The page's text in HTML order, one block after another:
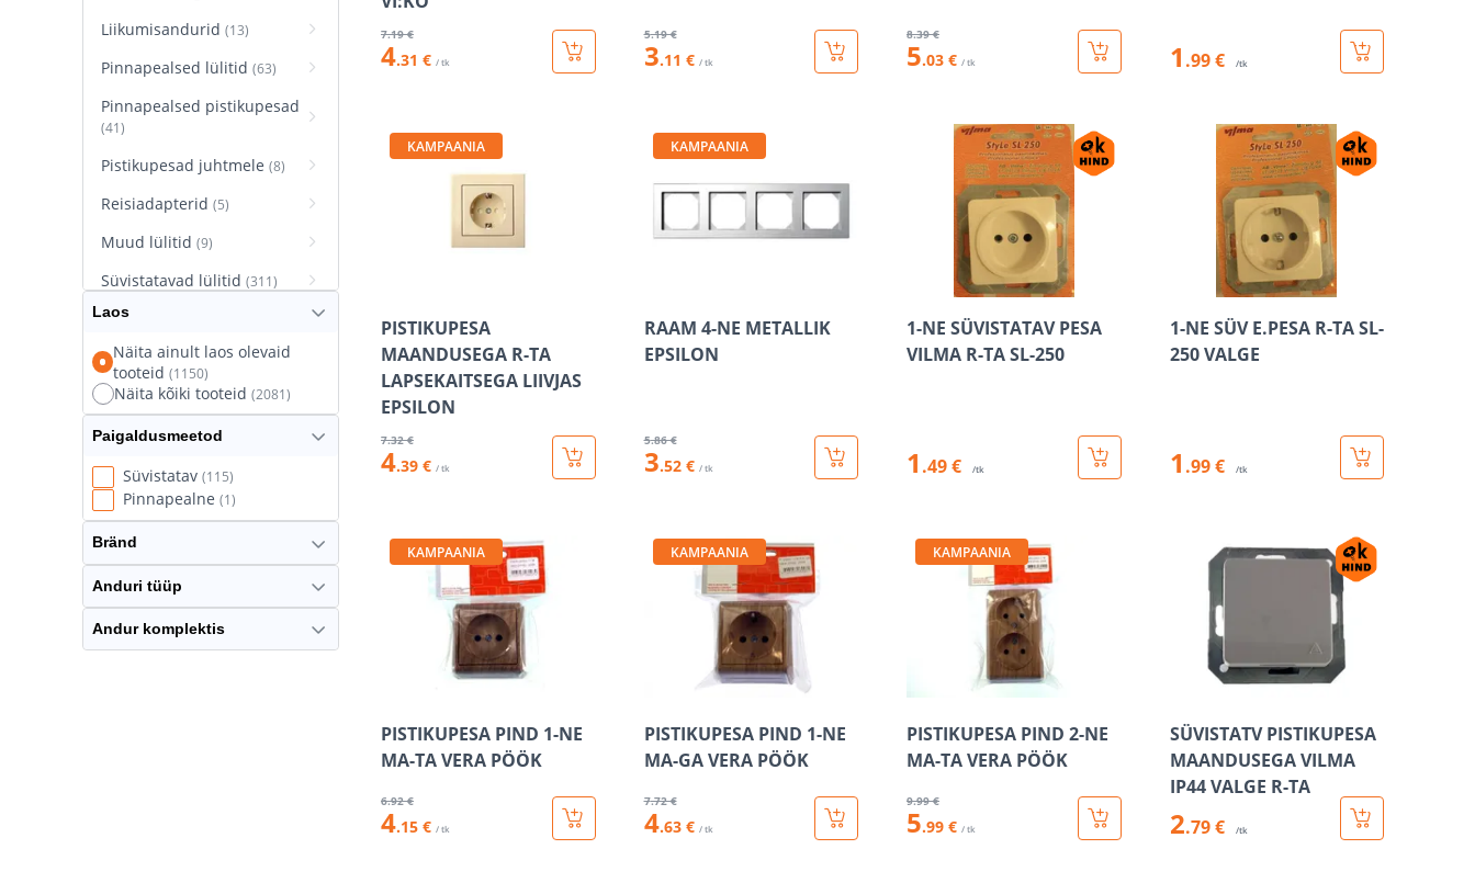
7.19 €
4.31 € / tk
5.19 €
3.11 € / tk
8.39 €
5.03 € / tk 1 .99 € /tk
KAMPAANIA
PISTIKUPESA
MAANDUSEGA R-TA
LAPSEKAITSEGA LIIVJAS
EPSILON
7.32 €
4.39 € / tk
KAMPAANIA
RAAM 4-NE METALLIK
EPSILON
5.86 €
3.52 € / tk
1-NE SÜVISTATAV PESA
VILMA R-TA SL-250
1 .49 € /tk
1-NE SÜV E.PESA R-TA SL-
250 VALGE
1 .99 € /tk
KAMPAANIA
PISTIKUPESA PIND 1-NE
MA-TA VERA PÖÖK
6.92 €
4.15 € / tk
KAMPAANIA
PISTIKUPESA PIND 1-NE
MA-GA VERA PÖÖK
7.72 €
4.63 € / tk
KAMPAANIA
PISTIKUPESA PIND 2-NE
MA-TA VERA PÖÖK
9.99 €
5.99 € / tk
SÜVISTATV PISTIKUPESA
MAANDUSEGA VILMA
IP44 VALGE R-TA
2.79 € /tk
Liikumisandurid (13)
Pinnapealsed lülitid (63)
Pinnapealsed pistikupesad
(41)
Pistikupesad juhtmele (8)
Reisiadapterid (5)
Muud lülitid (9)
Süvistatavad lülitid (311)
Süvistatavad pistikupesad
Termostaatlülitid
Laos
Näita ainult laos olevaid
tooteid (1150)
Näita kõiki tooteid (2081)
Paigaldusmeetod
Süvistatav (115)
Pinnapealne (1)
Bränd
Anduri tüüp
Andur komplektis